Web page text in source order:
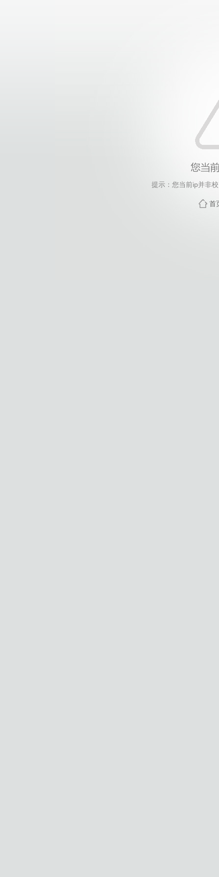
提示：您当前ip并非
首